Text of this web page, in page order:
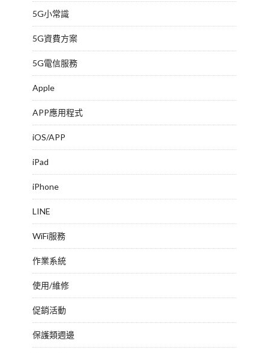
5G小常識
5G資費方案
5G電信服務
Apple
APP應用程式
iOS/APP
iPad
iPhone
LINE
WiFi服務
作業系統
使用/維修
促銷活動
保護類週邊